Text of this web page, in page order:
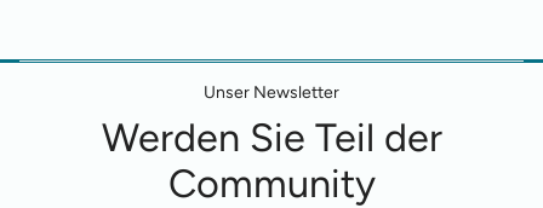
Unser Newsletter
Werden Sie Teil der
Community